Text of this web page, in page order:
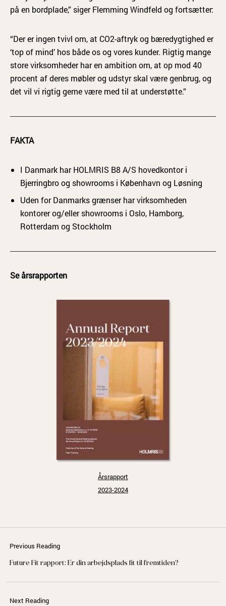
på en bordplade,” siger Flemming Windfeld og fortsætter:
“Der er ingen tvivl om, at CO2-aftryk og bæredygtighed er
‘top of mind’ hos både os og vores kunder. Rigtig mange
store virksomheder har en ambition om, at op mod 40
procent af deres møbler og udstyr skal være genbrug, og
det vil vi rigtig gerne være med til at understøtte.”
FAKTA
I Danmark har HOLMRIS B8 A/S hovedkontor i
Bjerringbro og showrooms i København og Løsning
Uden for Danmarks grænser har virksomheden
kontorer og/eller showrooms i Oslo, Hamborg,
Rotterdam og Stockholm
Se årsrapporten
Årsrapport
2023-2024
Previous Reading
Future Fit rapport: Er din arbejdsplads fit til fremtiden?
Next Reading